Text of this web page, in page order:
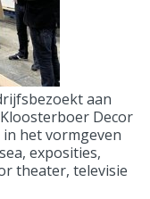
aan
Decor
het vormgeven
exposities,
theater, televisie